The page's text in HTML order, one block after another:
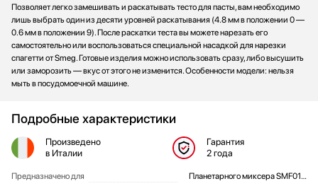
Фены
Холодильники
Холодильное оборудование
Хьюмидоры
Чайники
Позволяет легко замешивать и раскатывать тесто для пасты, вам необходимо
лишь выбрать один из десяти уровней раскатывания (4.8 мм в положении 0 —
0.6 мм в положении 9). После раскатки теста вы можете нарезать его
самостоятельно или воспользоваться специальной насадкой для нарезки
спагетти от Smeg. Готовые изделия можно использовать сразу, либо высушить
или заморозить — вкус от этого не изменится. Особенности модели: нельзя
мыть в посудомоечной машине.
Подробные характеристики
Произведено
в Италии
Гарантия
2 года
Общие характеристики
Предназначено для
Планетарного миксера SMF01…